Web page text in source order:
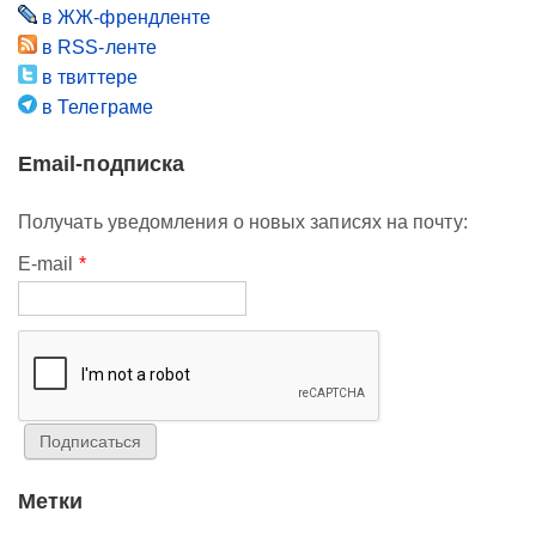
в ЖЖ-френдленте
в RSS-ленте
в твиттере
в Телеграме
Email-подписка
Получать уведомления о новых записях на почту:
E-mail *
Метки